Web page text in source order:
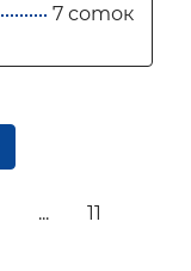
7 соток
...
11